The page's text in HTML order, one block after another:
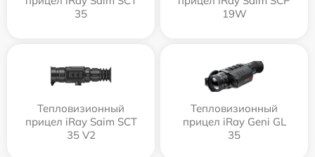
35
19W
Тепловизионный
прицел iRay Saim SCT
35 V2
Тепловизионный
прицел iRay Geni GL
35